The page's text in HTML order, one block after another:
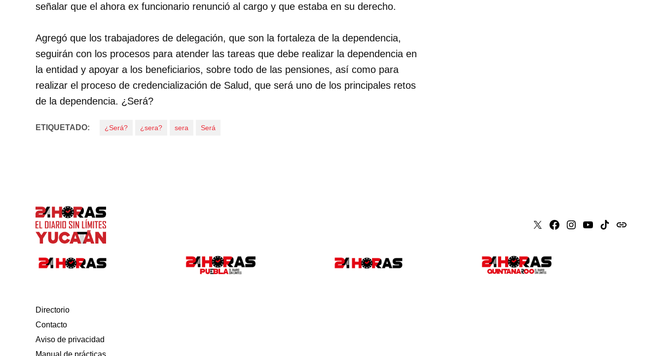
señalar que el ahora ex funcionario renunció al cargo y que estaba en su derecho.
Agregó que los trabajadores de delegación, que son la fortaleza de la dependencia,
seguirán con los procesos para atender las tareas que debe realizar la dependencia en
la entidad y apoyar a los beneficiarios, sobre todo de las pensiones, así como para
realizar el proceso de credencialización de Salud, que será uno de los principales retos
de la dependencia. ¿Será?
ETIQUETADO: ¿Será? ¿sera? sera Será
X Faceboook
Instagram
Youtube
Tiktokissuu
Directorio
Contacto
Aviso de privacidad